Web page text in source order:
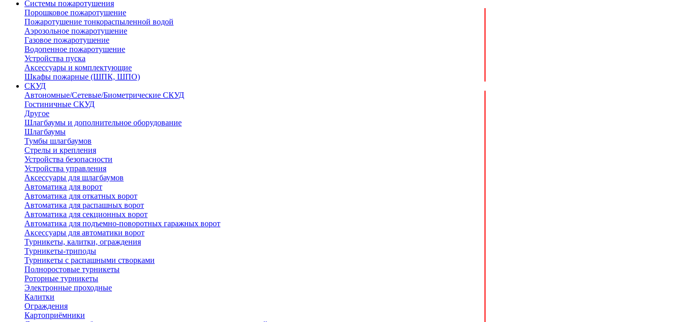
Системы пожаротушения
Порошковое пожаротушение
Пожаротушение тонкораспыленной водой
Аэрозольное пожаротушение
Газовое пожаротушение
Водопенное пожаротушение
Устройства пуска
Аксессуары и комплектующие
Шкафы пожарные (ШПК, ШПО)
СКУД
Автономные/Сетевые/Биометрические СКУД
Гостиничные СКУД
Другое
Шлагбаумы и дополнительное оборудование
Шлагбаумы
Тумбы шлагбаумов
Стрелы и крепления
Устройства безопасности
Устройства управления
Аксессуары для шлагбаумов
Автоматика для ворот
Автоматика для откатных ворот
Автоматика для распашных ворот
Автоматика для секционных ворот
Автоматика для подъемно-поворотных гаражных ворот
Аксессуары для автоматики ворот
Турникеты, калитки, ограждения
Турникеты-триподы
Турникеты с распашными створками
Полноростовые турникеты
Роторные турникеты
Электронные проходные
Калитки
Ограждения
Картоприёмники